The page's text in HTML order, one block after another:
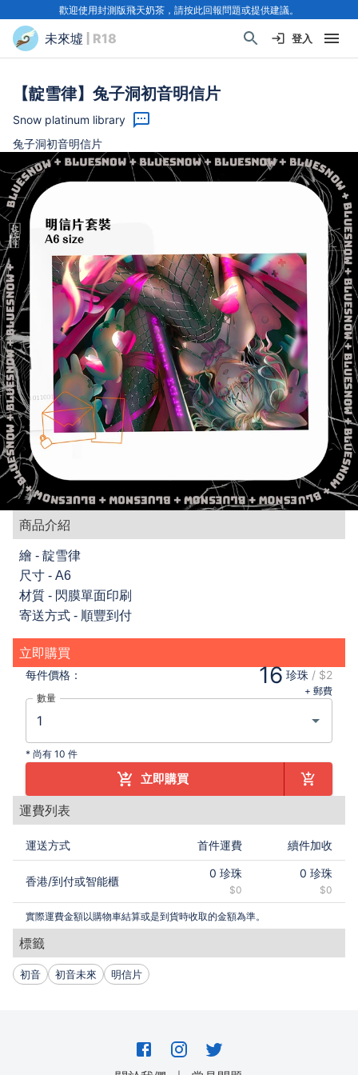
歡迎使用封測版飛天奶茶，請按此回報問題或提供建議。
未來墟 | R18 登入
【靛雪律】兔子洞初音明信片
Snow platinum library
兔子洞初音明信片
商品介紹
繪 - 靛雪律
尺寸 - A6
材質 - 閃膜單面印刷
寄送方式 - 順豐到付
立即購買
每件價格： 16 珍珠 / $2
+ 郵費
數量
* 尚有 10 件
立即購買
運費列表
運送方式 首件運費 續件加收
香港/到付或智能櫃
0 珍珠
$0
0 珍珠
$0
實際運費金額以購物車結算或是到貨時收取的金額為準。
標籤
初音 初音未來 明信片